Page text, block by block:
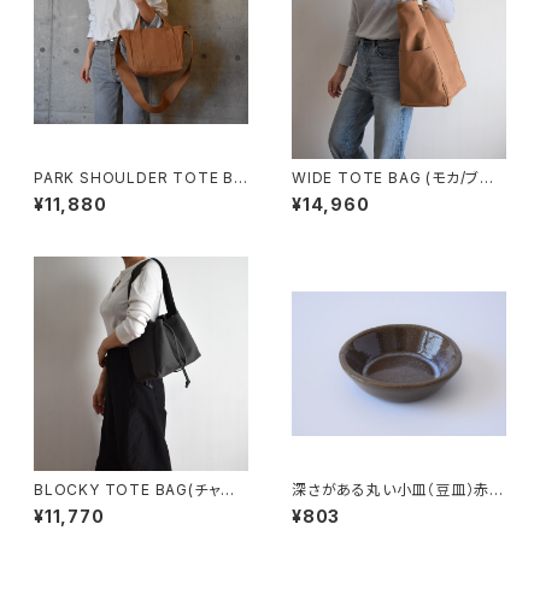
PARK SHOULDER TOTE BA
G (モカ/ベージュ)
¥11,880
WIDE TOTE BAG (モカ/ブラ
ウン)
¥14,960
BLOCKY TOTE BAG(チャコ
ール/グレー)
¥11,770
深さがある丸い小皿（豆皿）赤土
×乳濁灰釉
¥803